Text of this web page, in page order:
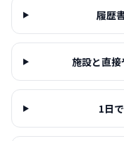
履歴
施設と直
1日